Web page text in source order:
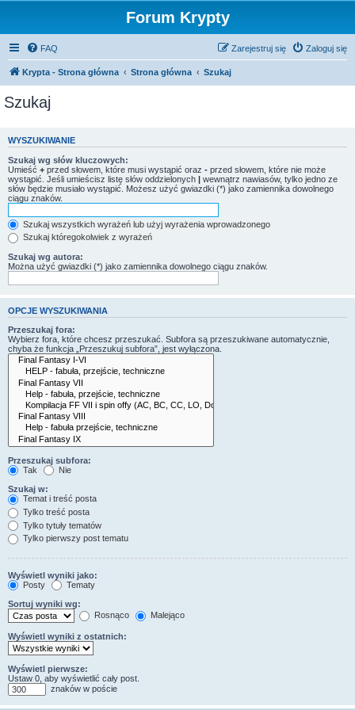
Forum Krypty
FAQ Zaloguj się
Zarejestruj się
Krypta - Strona główna Strona główna Szukaj
Szukaj
WYSZUKIWANIE
Szukaj wg słów kluczowych:
Umieść + przed słowem, które musi wystąpić oraz - przed słowem, które nie może
wystąpić. Jeśli umieścisz listę słów oddzielonych | wewnątrz nawiasów, tylko jedno ze
słów będzie musiało wystąpić. Możesz użyć gwiazdki (*) jako zamiennika dowolnego
ciągu znaków.
Szukaj wszystkich wyrażeń lub użyj wyrażenia wprowadzonego
Szukaj któregokolwiek z wyrażeń
Szukaj wg autora:
Można użyć gwiazdki (*) jako zamiennika dowolnego ciągu znaków.
OPCJE WYSZUKIWANIA
Przeszukaj fora:
Wybierz fora, które chcesz przeszukać. Subfora są przeszukiwane automatycznie,
chyba że funkcja „Przeszukuj subfora”, jest wyłączona.
Przeszukaj subfora:
Tak
Nie
Szukaj w:
Temat i treść posta
Tylko treść posta
Tylko tytuły tematów
Tylko pierwszy post tematu
Wyświetl wyniki jako:
Posty
Tematy
Sortuj wyniki wg:
Rosnąco
Malejąco
Wyświetl wyniki z ostatnich:
Wyświetl pierwsze:
Ustaw 0, aby wyświetlić cały post.
znaków w poście